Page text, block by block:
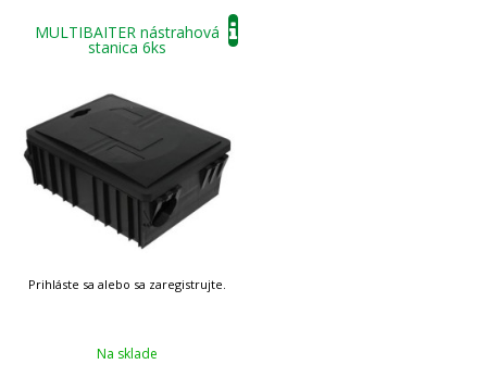
MULTIBAITER nástrahová
stanica 6ks
Na sklade